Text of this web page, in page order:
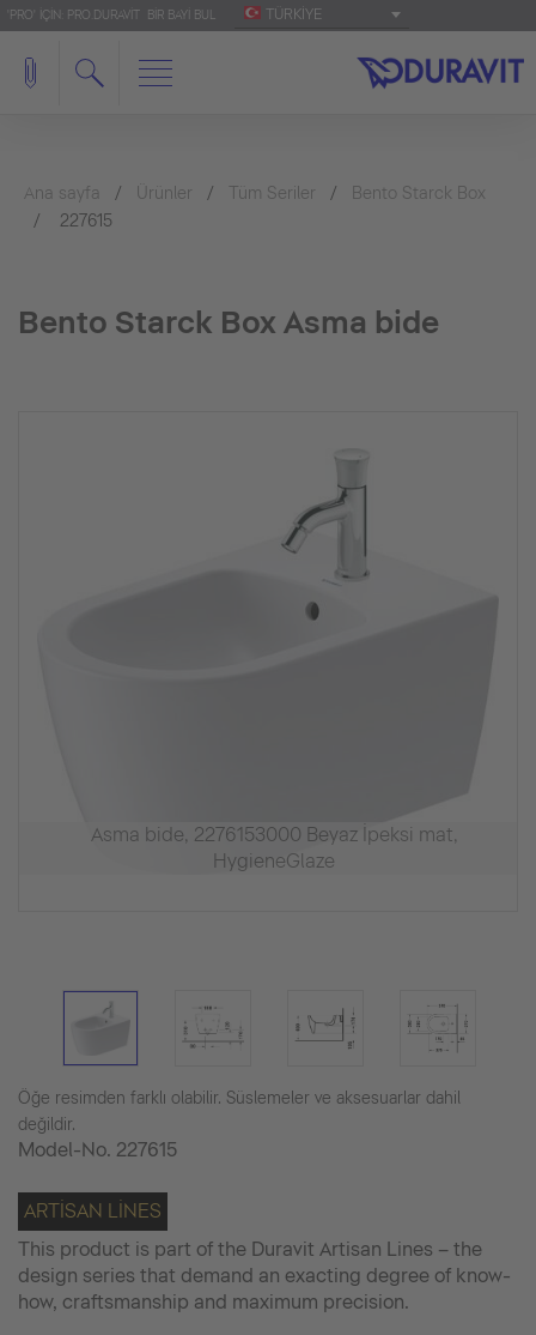
'PRO' IÇIN: PRO.DURAVIT BIR BAYI BUL TÜRKIYE
Ana sayfa Ürünler Tüm Seriler
Bento Starck Box
227615
Bento Starck Box Asma bide
Asma bide, 2276153000 Beyaz İpeksi mat,
HygieneGlaze
Öğe resimden farklı olabilir. Süslemeler ve aksesuarlar dahil
değildir.
Model-No. 227615
ARTISAN LINES
This product is part of the Duravit Artisan Lines – the
design series that demand an exacting degree of know-
how, craftsmanship and maximum precision.